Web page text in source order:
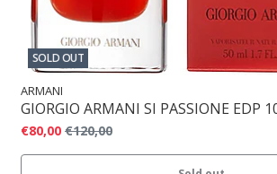
SOLD OUT
ARMANI
GIORGIO ARMANI SI PASSIONE EDP
€80,00 €120,00